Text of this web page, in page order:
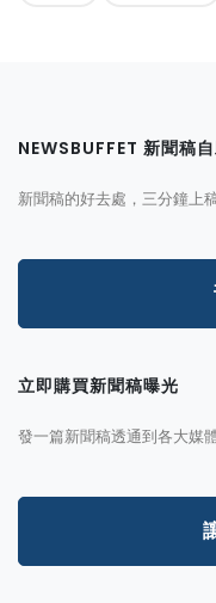
NEWSBUFFET 新聞稿
新聞稿的好去處，三分鐘上
立即購買新聞稿曝光
發一篇新聞稿透通到各大媒